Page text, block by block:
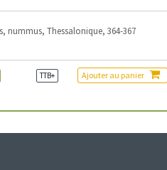
nummus, Thessalonique, 364-367
TTB+ Ajouter au panier